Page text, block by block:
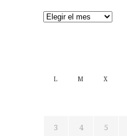
Archivos
L M X
3 4 5